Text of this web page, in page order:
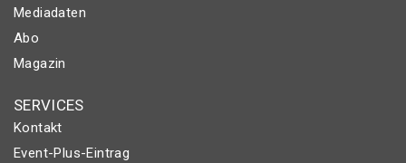
Mediadaten
Abo
Magazin
SERVICES
Kontakt
Event-Plus-Eintrag